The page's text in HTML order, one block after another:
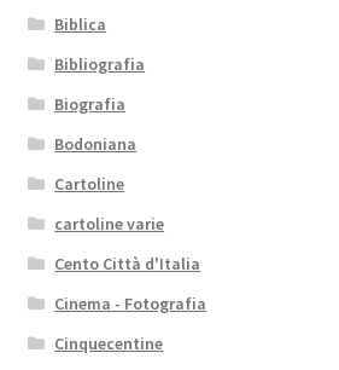
Biblica
Bibliografia
Biografia
Bodoniana
Cartoline
cartoline varie
Cento Città d'Italia
Cinema - Fotografia
Cinquecentine